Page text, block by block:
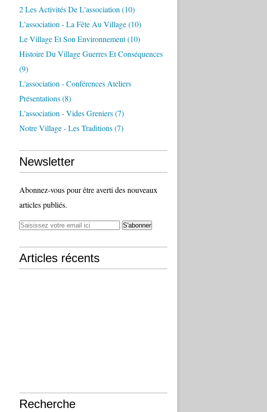
2 Les Activités De L'association (10)
L'association - La Fête Au Village(10)
Le Village Et Son Environnement(10)
Histoire Du Village Guerres Et Conséquences
(9)
L'association - Conférences Ateliers
Présentations(8)
L'association - Vides Greniers(7)
Notre Village - Les Traditions(7)
Newsletter
Abonnez-vous pour être averti des nouveaux
articles publiés.
Articles récents
Recherche